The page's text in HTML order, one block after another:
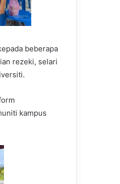
beberapa
rezeki, selari
kampus